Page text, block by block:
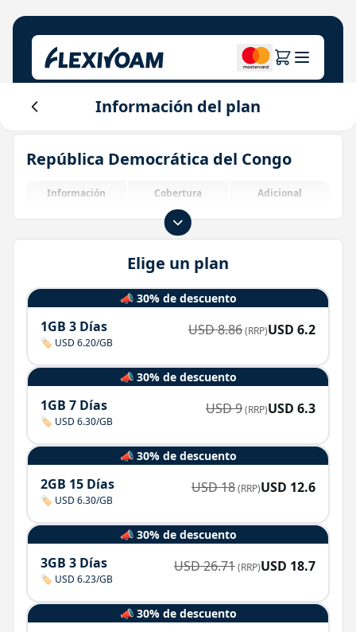
Explora planes
Centro de inversores
Soluciones IoT
Para marcas
Login
Información del plan
República Democrática del Congo
Información Cobertura Adicional
Elige un plan
📣 30% de descuento
1GB 3 Días
🏷️ USD 6.20/GB
USD8.86(RRP)USD 6.2
📣 30% de descuento
1GB 7 Días
🏷️ USD 6.30/GB
USD9(RRP)USD 6.3
📣 30% de descuento
2GB 15 Días
🏷️ USD 6.30/GB
USD18(RRP)USD 12.6
📣 30% de descuento
3GB 3 Días
🏷️ USD 6.23/GB
USD26.71(RRP)USD 18.7
📣 30% de descuento